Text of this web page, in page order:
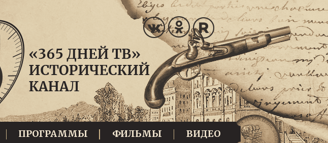
ПРОГРАММЫ ФИЛЬМЫ ВИДЕО